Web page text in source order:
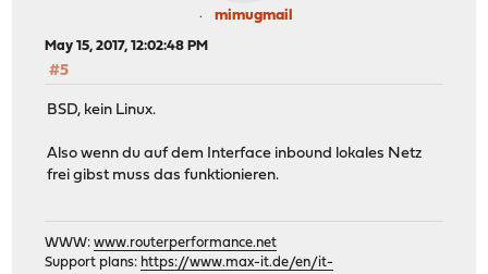
mimugmail
May 15, 2017, 12:02:48 PM
#5
BSD, kein Linux.
Also wenn du auf dem Interface inbound lokales Netz
frei gibst muss das funktionieren.
WWW:www.routerperformance.net
Support plans: https://www.max-it.de/en/it-